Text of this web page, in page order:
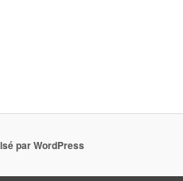
par WordPress